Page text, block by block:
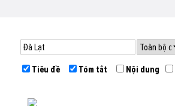
Tiêu đề Tóm tắt Nội dung